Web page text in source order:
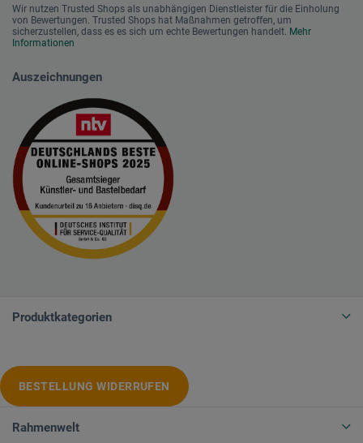
Wir nutzen Trusted Shops als unabhängigen Dienstleister für die Einholung
von Bewertungen. Trusted Shops hat Maßnahmen getroffen, um
sicherzustellen, dass es es sich um echte Bewertungen handelt. Mehr
Informationen
Auszeichnungen
Produktkategorien
BESTELLUNG WIDERRUFEN
Rahmenwelt